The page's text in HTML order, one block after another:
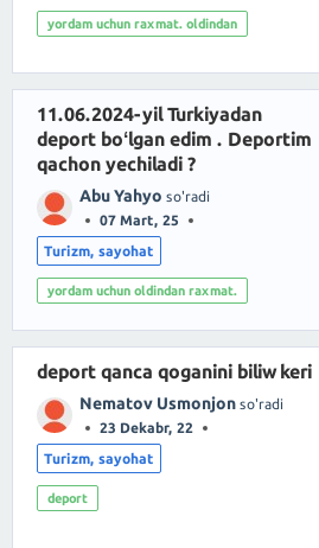
yordam uchun raxmat. oldindan
11.06.2024-yil Turkiyadan
deport boʻlgan edim . Deportim
qachon yechiladi ?
Abu Yahyo so'radi
07 Mart, 25
Turizm, sayohat
yordam uchun oldindan raxmat.
deport qanca qoganini biliw keri
Nematov Usmonjon so'radi
23 Dekabr, 22
Turizm, sayohat
deport